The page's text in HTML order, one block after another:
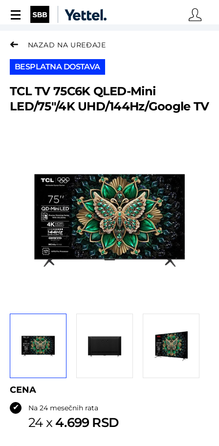
Kontakt telefon*
Grad*
Adresa iz SBB ugovora*
NAZAD NA UREĐAJE
BESPLATNA DOSTAVA
TCL TV 75C6K QLED-Mini
LED/75″/4K UHD/144Hz/Google TV
CENA
✔ Na 24 mesečnih rata
24 x4.699 RSD